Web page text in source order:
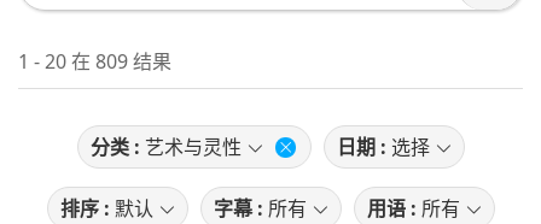
1 - 20 在 809 结果
分类 : 艺术与灵性 日期 : 选择
排序 : 默认 字幕 : 所有 用语 : 所有